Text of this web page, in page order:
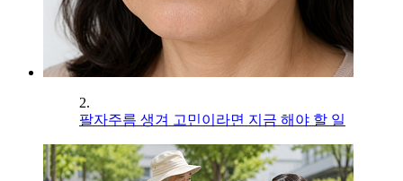
2.
팔자주름 생겨 고민이라면 지금 해야 할 일